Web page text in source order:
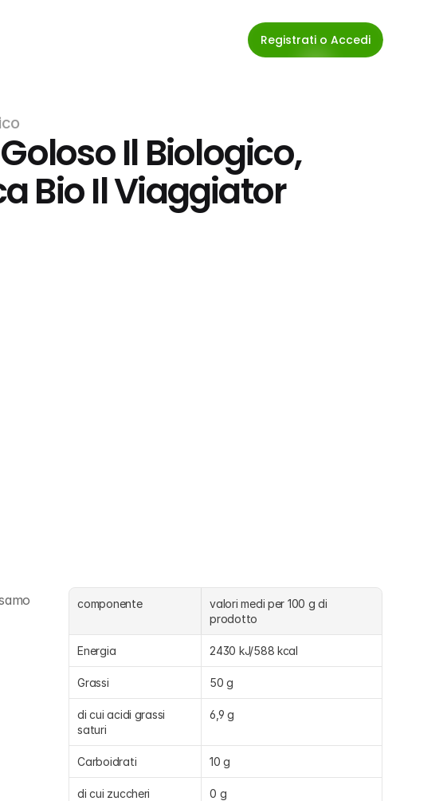
Registrati o Accedi
Il Biologico,
Bio Il Viaggiator
componente
valori medi per 100 g di
prodotto
Energia 2430 kJ/588 kcal
Grassi 50 g
di cui acidi grassi
saturi
6,9 g
Carboidrati 10 g
di cui zuccheri 0 g